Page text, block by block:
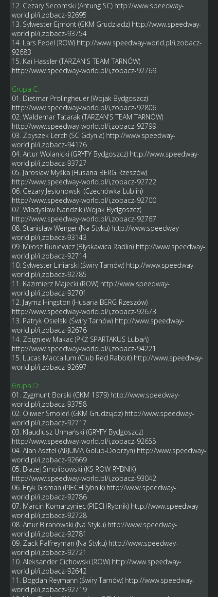
12. Cezary Secomski (Ahtung SC) http://www.speedway-
world.pl/i,zobacz-92695
13. Sylwester Ejmont (GKM Grudziadz) http://www.speedway-
world.pl/i,zobacz-93754
14. Lars Fedel (ROW) http://www.speedway-world.pl/i,zobacz-
92683
15. Kai Hassler (TARZAN'S TEAM TARNÓW)
http://www.speedway-world.pl/i,zobacz-92769
Grupa C:
01. Dietmar Prolingheuer (Wojak Bydgoszcz)
http://www.speedway-world.pl/i,zobacz-92806
02. Waldemar Tatarak (TARZAN'S TEAM TARNÓW)
http://www.speedway-world.pl/i,zobacz-92799
03. Zbyszek Lerch (SC Gdynia) http://www.speedway-
world.pl/i,zobacz-94176
04. Artur Wolanicki (GRYFY Bydgoszcz) http://www.speedway-
world.pl/i,zobacz-93727
05. Jarosław Myśka (Husaria BERG Rzeszów)
http://www.speedway-world.pl/i,zobacz-92722
06. Cezary Jesionowski (Czechówka Lublin)
http://www.speedway-world.pl/i,zobacz-92700
07. Władysław Nandzik (Wojak Bydgoszcz)
http://www.speedway-world.pl/i,zobacz-92767
08. Stanisław Wenger (Na Styku) http://www.speedway-
world.pl/i,zobacz-93143
09. Miłosz Runiewicz (Błyskawica Radlin) http://www.speedway-
world.pl/i,zobacz-92714
10. Sylwester Liniarski (Świry Tarnów) http://www.speedway-
world.pl/i,zobacz-92785
11. Kazimierz Majecki (ROW) http://www.speedway-
world.pl/i,zobacz-92701
12. Jaymz Hingston (Husaria BERG Rzeszów)
http://www.speedway-world.pl/i,zobacz-92673
13. Patryk Osielski (Świry Tarnów) http://www.speedway-
world.pl/i,zobacz-92676
14. Zbigniew Makac (PKŻ SPARTAKUS Lubań)
http://www.speedway-world.pl/i,zobacz-94221
15. Lucas Maccallum (Club Red Rabbit) http://www.speedway-
world.pl/i,zobacz-92697
Grupa D:
01. Zygmunt Borski (GKM 1979) http://www.speedway-
world.pl/i,zobacz-93758
02. Oliwier Smoleń (GKM Grudziądz) http://www.speedway-
world.pl/i,zobacz-92717
03. Klaudiusz Urmański (GRYFY Bydgoszcz)
http://www.speedway-world.pl/i,zobacz-92655
04. Alan Asztel (ARJUMA Golub-Dobrzyn) http://www.speedway-
world.pl/i,zobacz-92669
05. Błażej Smolibowski (KS ROW RYBNIK)
http://www.speedway-world.pl/i,zobacz-93042
06. Eryk Gisman (PIECHRybnik) http://www.speedway-
world.pl/i,zobacz-92786
07. Marcin Komarzyniec (PIECHRybnik) http://www.speedway-
world.pl/i,zobacz-92728
08. Artur Biranowski (Na Styku) http://www.speedway-
world.pl/i,zobacz-92781
09. Zack Palfreyman (Na Styku) http://www.speedway-
world.pl/i,zobacz-92721
10. Aleksander Cichowski (ROW) http://www.speedway-
world.pl/i,zobacz-92642
11. Bogdan Reymann (Świry Tarnów) http://www.speedway-
world.pl/i,zobacz-92719